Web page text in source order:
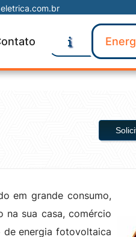
em grande consumo,
na sua casa, comércio
de energia fotovoltaica